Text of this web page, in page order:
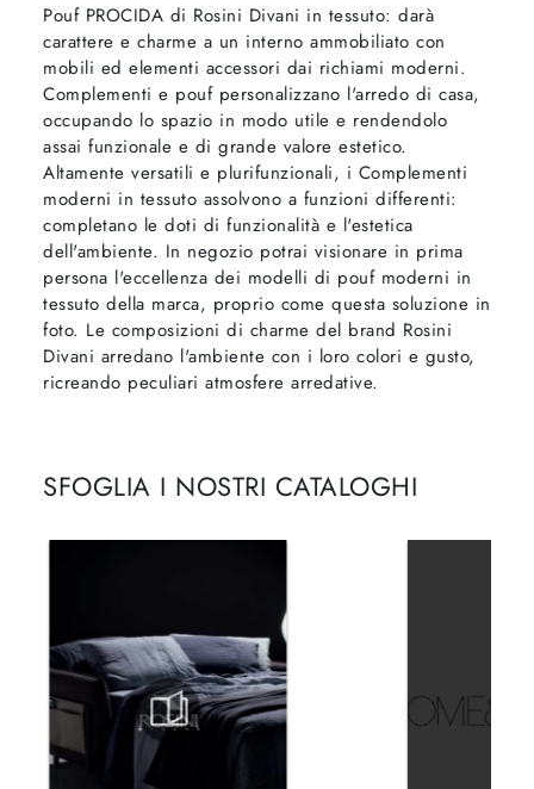
Pouf PROCIDA di Rosini Divani in tessuto: darà
carattere e charme a un interno ammobiliato con
mobili ed elementi accessori dai richiami moderni.
Complementi e pouf personalizzano l'arredo di casa,
occupando lo spazio in modo utile e rendendolo
assai funzionale e di grande valore estetico.
Altamente versatili e plurifunzionali, i Complementi
moderni in tessuto assolvono a funzioni differenti:
completano le doti di funzionalità e l'estetica
dell'ambiente. In negozio potrai visionare in prima
persona l'eccellenza dei modelli di pouf moderni in
tessuto della marca, proprio come questa soluzione in
foto. Le composizioni di charme del brand Rosini
Divani arredano l'ambiente con i loro colori e gusto,
ricreando peculiari atmosfere arredative.
SFOGLIA I NOSTRI CATALOGHI